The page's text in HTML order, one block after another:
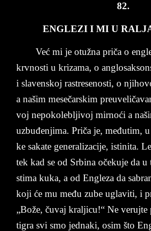
82.
EN­GLE­ZI I MI U
Već mi je otužna priča o
krv­no­sti u kri­za­ma, o
i sla­ven­skoj ras­tre­seno­sti, o
a našim me­se­čar­skim
voj ne­po­ko­le­blji­voj mir­noći a
uzbuđen­ji­ma. Priča je, međutim,
ke sa­ka­te ge­ne­ra­li­za­ci­je, isti­ni­ta.
tek kad se od Sr­bi­na očeku­je da
sti­ma kuka, a od En­gle­za da
koji će mu među zube ugla­vi­ti, i
„Bože, čuvaj kral­ji­cu!“ Ne
ti­gra svi smo jed­na­ki, osim što